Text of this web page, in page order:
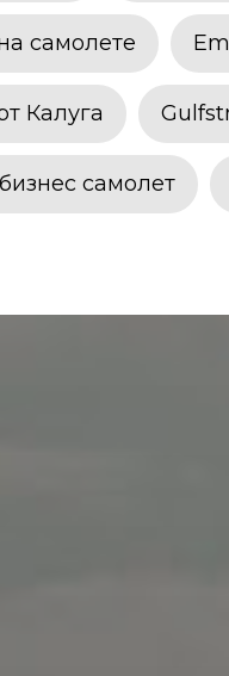
самолете
Калуга
самолет